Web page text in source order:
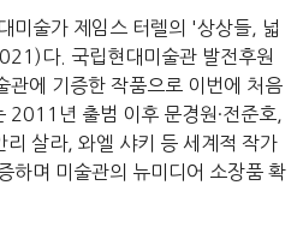
미술가 제임스 터렐의 '상상들, 넓
다. 국립현대미술관 발전후원
에 기증한 작품으로 이번에 처음
2011년 출범 이후 문경원·전준호,
살라, 와엘 샤키 등 세계적 작가
하며 미술관의 뉴미디어 소장품 확